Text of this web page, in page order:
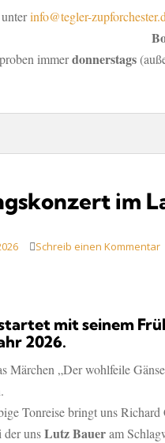
info@tegler-
immerdonnerstags
im
Schreib einen Kommentar
mit seinem
2026.
Märchen „Der wohlfeile
Tonreise bringt uns
unsLutz Baueram